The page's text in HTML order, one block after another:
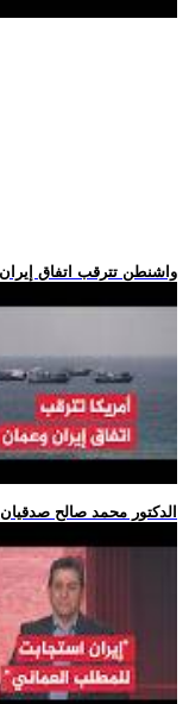
.. واشنطن تترقب اتفاق
.. الدكتور محمد صالح